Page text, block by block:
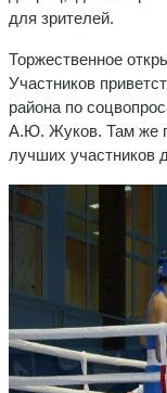
для зрителей.
Торжественное
Участников
района по
А.Ю. Жуков. Там же
лучших участников